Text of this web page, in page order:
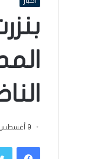
9 أغسطس 2020